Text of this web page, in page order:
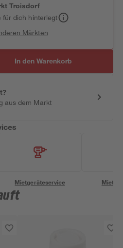
Troisdorf
für dich hinterlegt
Märkten
In den Warenkorb
aus dem Markt
Mietgeräteservice